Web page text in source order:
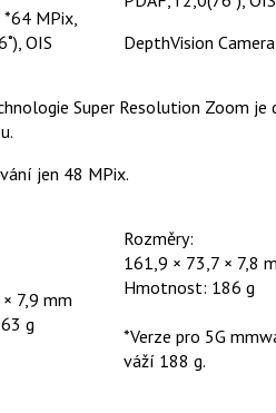
MPix,
OIS
DepthVision Camera
Super Resolution Zoom
jen 48 MPix.
7,9 mm
g
Rozměry:
161,9 × 73,7 × 7,8
Hmotnost: 186 g
*Verze pro 5G
váží 188 g.